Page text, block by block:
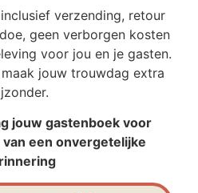
verzending, retour
geen verborgen kosten
voor jou en je gasten.
jouw trouwdag extra
jouw gastenboek voor
een onvergetelijke